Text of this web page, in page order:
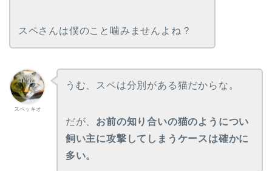
スペさんは僕のこと噛みませんよね？
スペッキオ
うむ、スペは分別がある猫だからな。
だが、 お前の知り合いの猫のようについ
飼い主に攻撃してしまうケースは確かに
多い。